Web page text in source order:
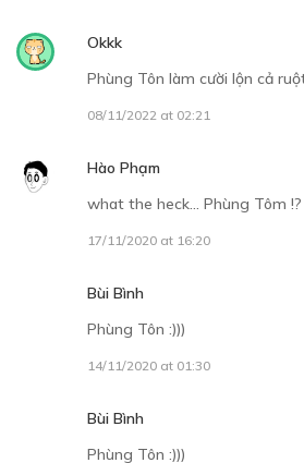
Okkk
Phùng Tôn làm cười lộn cả
08/11/2022 at 02:21
Hào Phạm
what the heck… Phùng Tôm !?
17/11/2020 at 16:20
Bùi Bình
Phùng Tôn :)))
14/11/2020 at 01:30
Bùi Bình
Phùng Tôn :)))